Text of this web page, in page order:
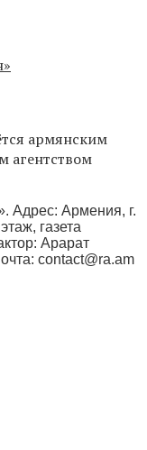
армянским
агентством
Адрес: Армения, г.
газета
Арарат
contact@ra.am